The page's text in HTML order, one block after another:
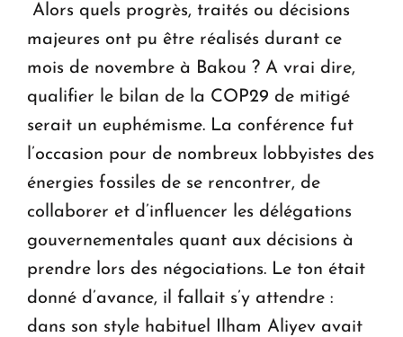
Alors quels progrès, traités ou décisions
majeures ont pu être réalisés durant ce
mois de novembre à Bakou ? A vrai dire,
qualifier le bilan de la COP29 de mitigé
serait un euphémisme. La conférence fut
l’occasion pour de nombreux lobbyistes des
énergies fossiles de se rencontrer, de
collaborer et d’influencer les délégations
gouvernementales quant aux décisions à
prendre lors des négociations. Le ton était
donné d’avance, il fallait s’y attendre :
dans son style habituel Ilham Aliyev avait